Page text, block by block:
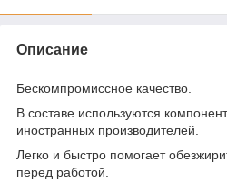
Описание
Бескомпромиссное качество.
В составе используются
иностранных производителей.
Легко и быстро помогает
перед работой.